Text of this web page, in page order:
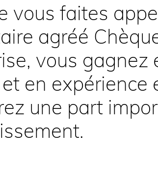
vous faites
agréé
vous gagnez
en expérience
une part